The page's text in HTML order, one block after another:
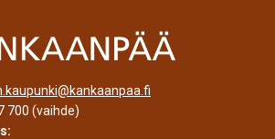
700 (vaihde)